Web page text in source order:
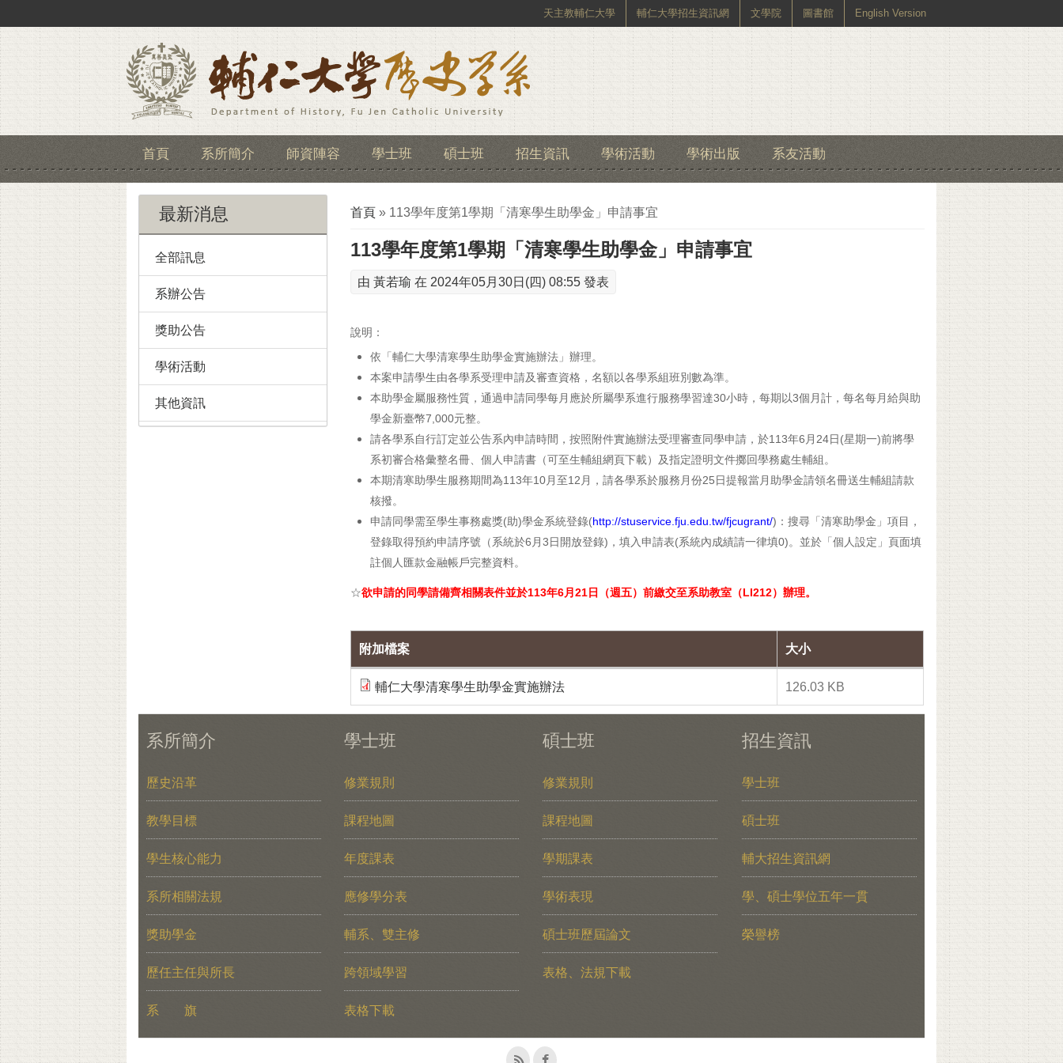
天主教輔仁大學 輔仁大學招生資訊網 文學院 圖書館 English Version
首頁 系所簡介 師資陣容 學士班 碩士班 招生資訊 學術活動 學術出版 系友活動
您在這裡
首頁 » 113學年度第1學期「清寒學生助學金」申請事宜
113學年度第1學期「清寒學生助學金」申請事宜
由黃若瑜 在 2024年05月30日(四) 08:55 發表
說明：
依「輔仁大學清寒學生助學金實施辦法」辦理。
本案申請學生由各學系受理申請及審查資格，名額以各學系組班別數為準。
本助學金屬服務性質，通過申請同學每月應於所屬學系進行服務學習達30小時，每期以3個月計，每名每月給與助
學金新臺幣7,000元整。
請各學系自行訂定並公告系內申請時間，按照附件實施辦法受理審查同學申請，於113年6月24日(星期一)前將學
系初審合格彙整名冊、個人申請書（可至生輔組網頁下載）及指定證明文件擲回學務處生輔組。
本期清寒助學生服務期間為113年10月至12月，請各學系於服務月份25日提報當月助學金請領名冊送生輔組請款
核撥。
申請同學需至學生事務處獎(助)學金系統登錄(http://stuservice.fju.edu.tw/fjcugrant/)：搜尋「清寒助學金」項目，
登錄取得預約申請序號（系統於6月3日開放登錄)，填入申請表(系統內成績請一律填0)。並於「個人設定」頁面填
註個人匯款金融帳戶完整資料。
☆欲申請的同學請備齊相關表件並於113年6月21日（週五）前繳交至系助教室（LI212）辦理。
附加檔案 大小
輔仁大學清寒學生助學金實施辦法 126.03 KB
最新消息
全部訊息
系辦公告
獎助公告
學術活動
其他資訊
系所簡介
歷史沿革
教學目標
學生核心能力
系所相關法規
獎助學金
歷任主任與所長
系 旗
學士班
修業規則
課程地圖
年度課表
應修學分表
輔系、雙主修
跨領域學習
表格下載
碩士班
修業規則
課程地圖
學期課表
學術表現
碩士班歷屆論文
表格、法規下載
招生資訊
學士班
碩士班
輔大招生資訊網
學、碩士學位五年一貫
榮譽榜